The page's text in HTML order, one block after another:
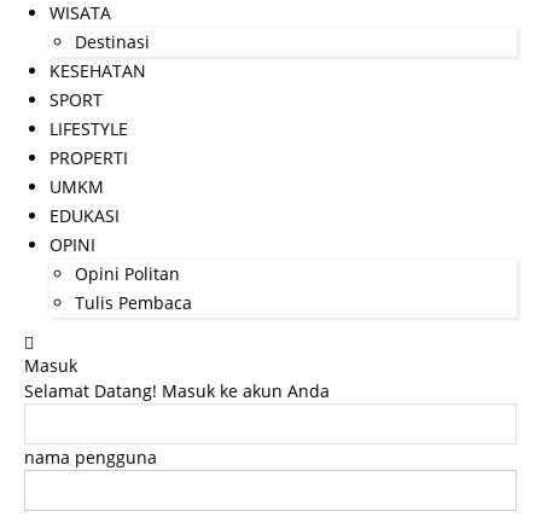
WISATA
Destinasi
KESEHATAN
SPORT
LIFESTYLE
PROPERTI
UMKM
EDUKASI
OPINI
Opini Politan
Tulis Pembaca
Masuk
Selamat Datang! Masuk ke akun Anda
nama pengguna